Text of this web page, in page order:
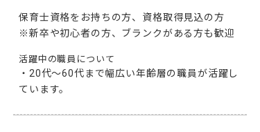
保育士資格をお持ちの方、資格取得見込の方
※新卒や初心者の方、ブランクがある方も歓迎
活躍中の職員について
・20代～60代まで幅広い年齢層の職員が活躍し
ています。